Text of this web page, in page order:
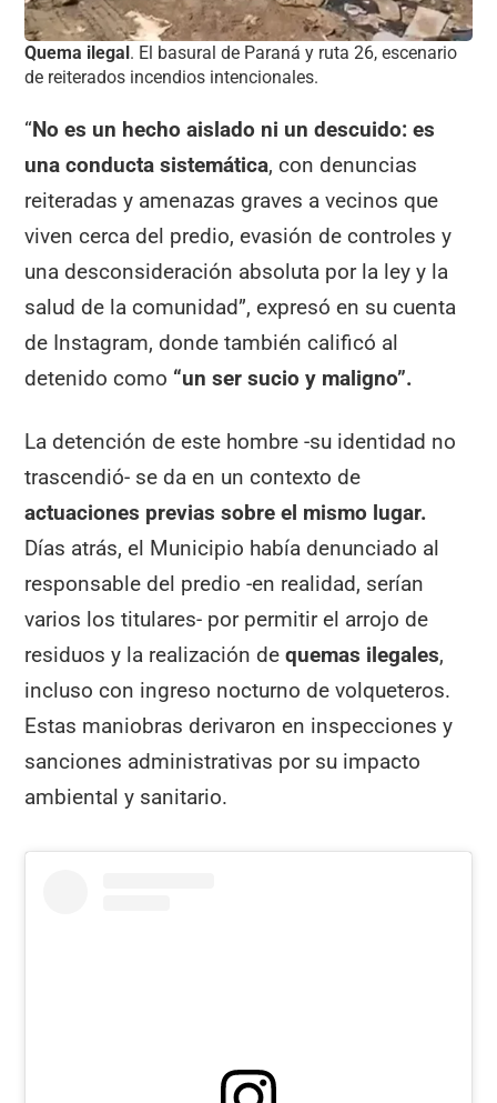
Quema ilegal. El basural de Paraná y ruta 26, escenario
de reiterados incendios intencionales.
“No es un hecho aislado ni un descuido: es
una conducta sistemática, con denuncias
reiteradas y amenazas graves a vecinos que
viven cerca del predio, evasión de controles y
una desconsideración absoluta por la ley y la
salud de la comunidad”, expresó en su cuenta
de Instagram, donde también calificó al
detenido como “un ser sucio y maligno”.
La detención de este hombre -su identidad no
trascendió- se da en un contexto de
actuaciones previas sobre el mismo lugar.
Días atrás, el Municipio había denunciado al
responsable del predio -en realidad, serían
varios los titulares- por permitir el arrojo de
residuos y la realización dequemas ilegales,
incluso con ingreso nocturno de volqueteros.
Estas maniobras derivaron en inspecciones y
sanciones administrativas por su impacto
ambiental y sanitario.